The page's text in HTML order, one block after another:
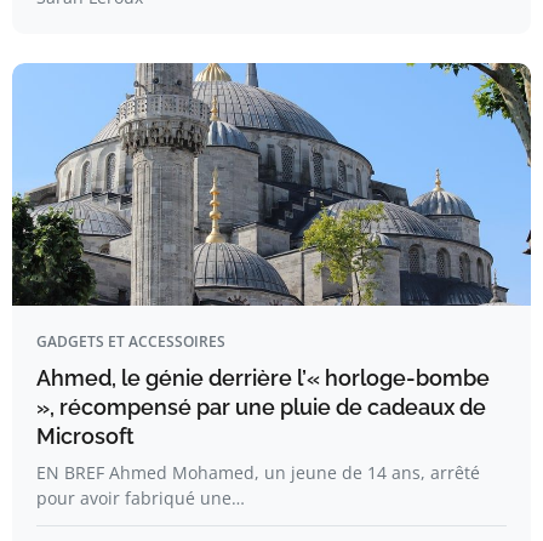
GADGETS ET ACCESSOIRES
Ahmed, le génie derrière l’« horloge-bombe
», récompensé par une pluie de cadeaux de
Microsoft
EN BREF Ahmed Mohamed, un jeune de 14 ans, arrêté
pour avoir fabriqué une…